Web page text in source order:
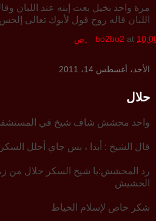
مرة واحد بخيل بعت إبنه عند اللبان
اللبان قاله روح قول لأبوك تعالى
bo2bo2 at ص
الأحد، أغسطس 14، 2011
حلال
واحد محشش شاف شيخ في المستشفى
قال الشيخ : أبدا ، بس جاي أحلل السكر
رد المحشش:يا شيخ السكر حلال من
الحشيش
شكر خاص لإسلام الخياط